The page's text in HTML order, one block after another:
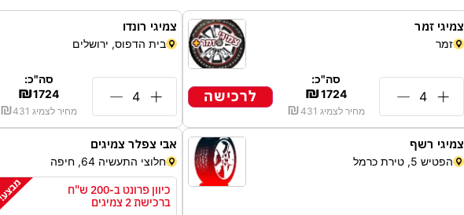
צמיגי זמר
זמר
סה"כ:
₪1724
מחיר לצמיג ₪431
לרכישה
צמיגי רונדו
בית הדפוס, ירושלים
סה"כ:
₪1724
מחיר לצמיג ₪431
צמיגי רשף
הפטיש 5, טירת כרמל
אבי צפלר צמיגים
חלוצי התעשיה 64, חיפה
כיוון פרונט ב-200 ש"ח
ברכישת 2 צמיגים